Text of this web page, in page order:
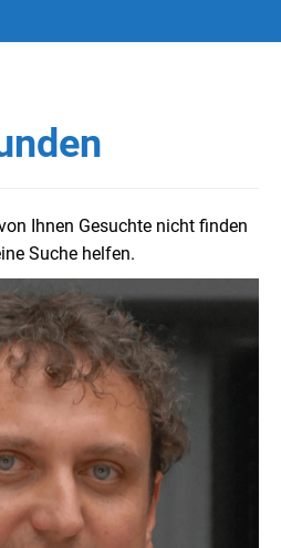
Ihnen Gesuchte nicht finden
Suche helfen.